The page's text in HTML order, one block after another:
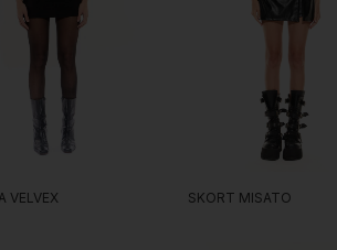
VELVEX SKORT MISATO